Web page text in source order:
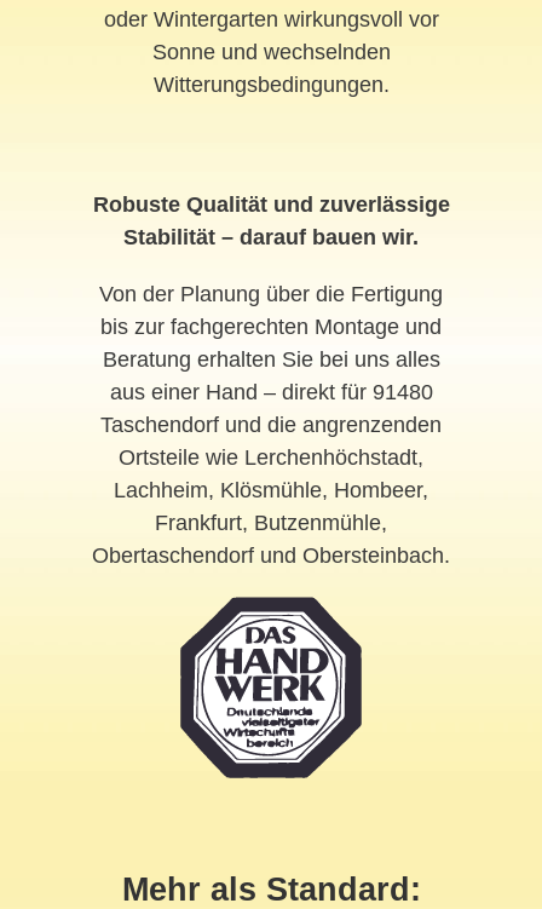
oder Wintergarten wirkungsvoll vor
Sonne und wechselnden
Witterungsbedingungen.
Robuste Qualität und zuverlässige
Stabilität – darauf bauen wir.
Von der Planung über die Fertigung
bis zur fachgerechten Montage und
Beratung erhalten Sie bei uns alles
aus einer Hand – direkt für 91480
Taschendorf und die angrenzenden
Ortsteile wie Lerchenhöchstadt,
Lachheim, Klösmühle, Hombeer,
Frankfurt, Butzenmühle,
Obertaschendorf und Obersteinbach.
Mehr als Standard: